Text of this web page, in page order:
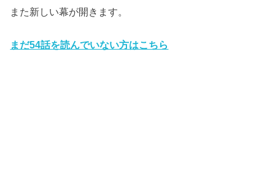
また新しい幕が開きます。
まだ54話を読んでいない方はこちら